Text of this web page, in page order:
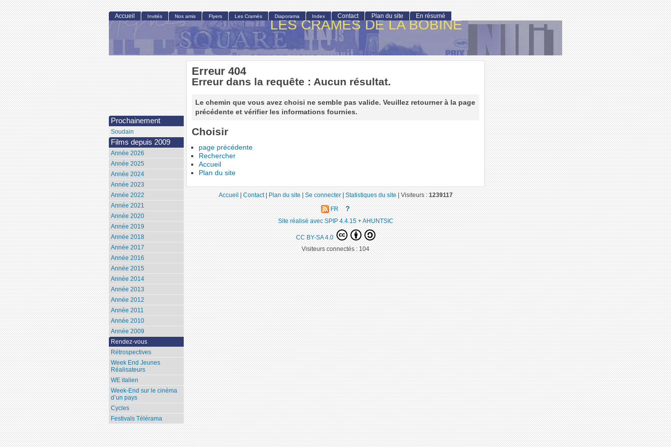
LES CRAMÉS DE LA BOBINE
Erreur 404
Erreur dans la requête : Aucun résultat.
Le chemin que vous avez choisi ne semble pas valide. Veuillez retourner à la page
précédente et vérifier les informations fournies.
Choisir
page précédente
Rechercher
Accueil
Plan du site
Accueil Invités Nos amis Flyers Les Cramés Diaporama Index Contact Plan du site En résumé
Prochainement
Soudain
Films depuis 2009
Année 2026
Année 2025
Année 2024
Année 2023
Année 2022
Année 2021
Année 2020
Année 2019
Année 2018
Année 2017
Année 2016
Année 2015
Année 2014
Année 2013
Année 2012
Année 2011
Année 2010
Année 2009
Rendez-vous
Rétrospectives
Week End Jeunes
Réalisateurs
WE italien
Week-End sur le cinéma
d’un pays
Cycles
Festivals Télérama
Accueil|Contact|Plan du site|Se connecter|Statistiques du site|Visiteurs :1239117
FR ?
Site réalisé avec SPIP 4.4.15+AHUNTSIC
CC BY-SA 4.0
Visiteurs connectés :104